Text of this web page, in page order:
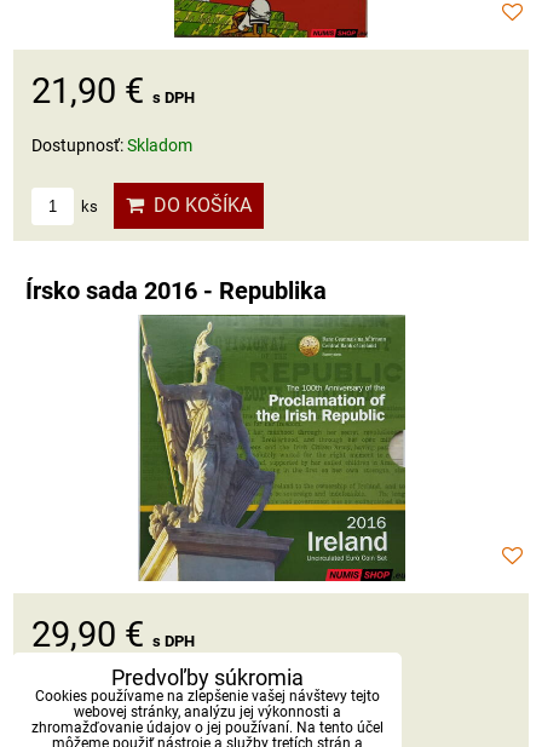
21,90 € s DPH
Dostupnosť:Skladom
ks DO KOŠÍKA
Írsko sada 2016 - Republika
29,90 € s DPH
Dostupnosť:Skladom
Predvoľby súkromia
Cookies používame na zlepšenie vašej návštevy tejto
webovej stránky, analýzu jej výkonnosti a
zhromažďovanie údajov o jej používaní. Na tento účel
môžeme použiť nástroje a služby tretích strán a